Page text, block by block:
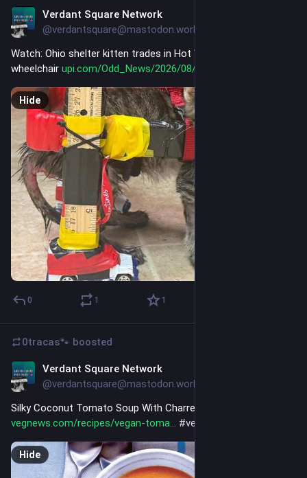
Verdant Square Network
@verdantsquare@mastodon.world
Watch: Ohio shelter kitten trades in Hot Wheels for custom
wheelchair upi.com/Odd_News/2026/08/05/Ci
Hide
0 1 1
0tracas🐾 boosted
Verdant Square Network
@verdantsquare@mastodon.world
Silky Coconut Tomato Soup With Charred Garlic Toast
vegnews.com/recipes/vegan-toma
#vegan
Hide